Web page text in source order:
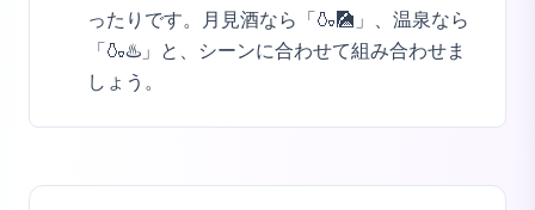
ったりです。月見酒なら「🍶🎑」、温泉なら
「🍶♨️」と、シーンに合わせて組み合わせま
しょう。